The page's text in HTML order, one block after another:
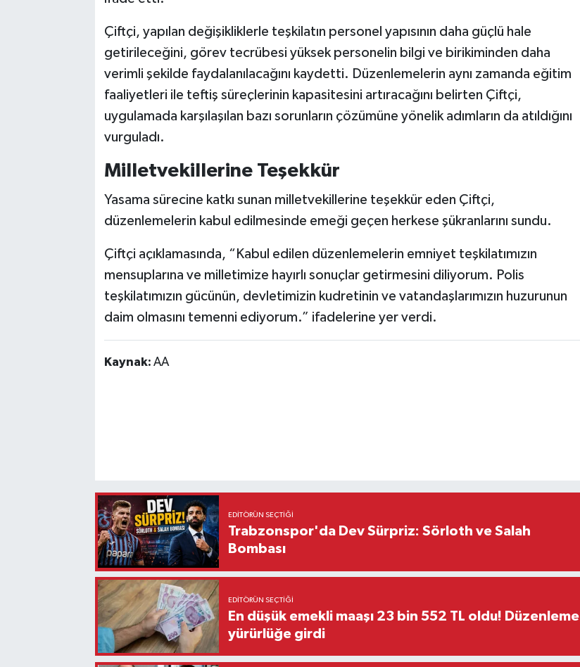
Çiftçi, yapılan değişikliklerle teşkilatın personel yapısının daha güçlü hale
getirileceğini, görev tecrübesi yüksek personelin bilgi ve birikiminden daha
verimli şekilde faydalanılacağını kaydetti. Düzenlemelerin aynı zamanda eğitim
faaliyetleri ile teftiş süreçlerinin kapasitesini artıracağını belirten Çiftçi,
uygulamada karşılaşılan bazı sorunların çözümüne yönelik adımların da atıldığını
vurguladı.
Milletvekillerine Teşekkür
Yasama sürecine katkı sunan milletvekillerine teşekkür eden Çiftçi,
düzenlemelerin kabul edilmesinde emeği geçen herkese şükranlarını sundu.
Çiftçi açıklamasında, “Kabul edilen düzenlemelerin emniyet teşkilatımızın
mensuplarına ve milletimize hayırlı sonuçlar getirmesini diliyorum. Polis
teşkilatımızın gücünün, devletimizin kudretinin ve vatandaşlarımızın huzurunun
daim olmasını temenni ediyorum.” ifadelerine yer verdi.
Kaynak: AA
EDITÖRÜN SEÇTIĞI
Trabzonspor'da Dev Sürpriz: Sörloth ve Salah
Bombası
EDITÖRÜN SEÇTIĞI
En düşük emekli maaşı 23 bin 552 TL oldu! Düzenleme
yürürlüğe girdi